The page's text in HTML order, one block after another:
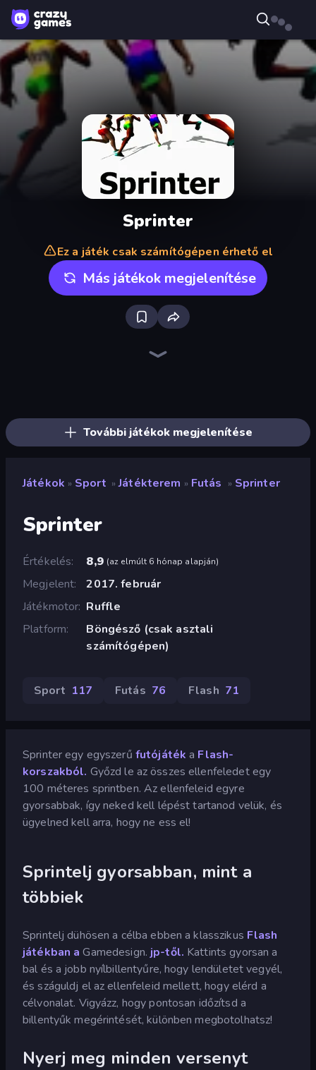
Sprinter
Ez a játék csak számítógépen érhető el
Más játékok megjelenítése
További játékok megjelenítése
Játékok » Sport » Játékterem » Futás » Sprinter
Sprinter
Értékelés 8,9 (az elmúlt 6 hónap alapján)
Megjelent
2017. február
Játékmotor Ruffle
Platform
Böngésző (csak asztali
számítógépen)
Sport 117 Futás 76 Flash 71
Sprinter egy egyszerű futójáték a Flash-
korszakból. Győzd le az összes ellenfeledet egy
100 méteres sprintben. Az ellenfeleid egyre
gyorsabbak, így neked kell lépést tartanod velük, és
ügyelned kell arra, hogy ne ess el!
Sprintelj gyorsabban, mint a
többiek
Sprintelj dühösen a célba ebben a klasszikus Flash
játékban a Gamedesign. jp-től. Kattints gyorsan a
bal és a jobb nyílbillentyűre, hogy lendületet vegyél,
és száguldj el az ellenfeleid mellett, hogy elérd a
célvonalat. Vigyázz, hogy pontosan időzítsd a
billentyűk megérintését, különben megbotolhatsz!
Nyerj meg minden versenyt